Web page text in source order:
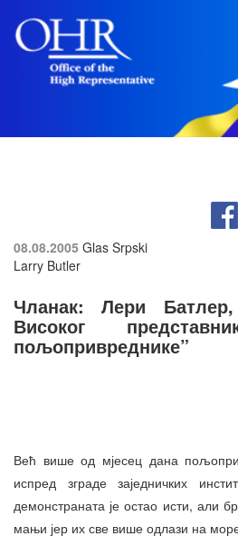
08.08.2005 Glas Srpski
Larry Butler
Чланак: Лери
Високог
пољопривреднике”
Већ више од мјесец дана
испред зграде заједничких
демонстраната је остао исти, али
мањи јер их све више одлази на